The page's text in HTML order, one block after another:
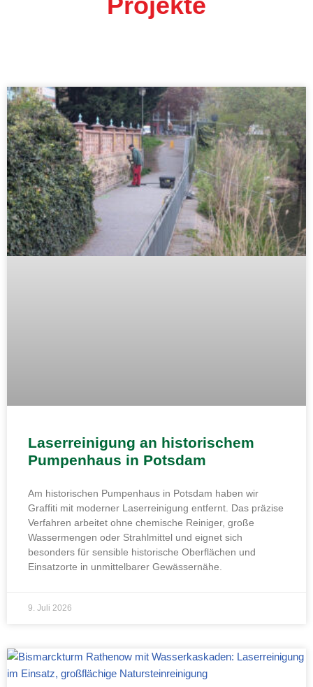
Laserreinigung an historischem
Pumpenhaus in Potsdam
Am historischen Pumpenhaus in Potsdam haben wir
Graffiti mit moderner Laserreinigung entfernt. Das präzise
Verfahren arbeitet ohne chemische Reiniger, große
Wassermengen oder Strahlmittel und eignet sich
besonders für sensible historische Oberflächen und
Einsatzorte in unmittelbarer Gewässernähe.
9. Juli 2026